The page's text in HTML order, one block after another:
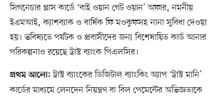
সিগনেচার প্লাস কার্ডে ‘বাই ওয়ান গেট ওয়ান’ অফার, নমনীয়
ইএমআই, ক্যাশব্যাক ও বার্ষিক ফি মওকুফসহ নানা সুবিধা দেওয়া
হয়। ভবিষ্যতে পর্যটক ও প্রবাসীদের জন্য বিশেষায়িত কার্ড আনার
পরিকল্পনাও রয়েছে ট্রাস্ট ব্যাংক পিএলসির।
প্রথম আলো: ট্রাস্ট ব্যাংকের ডিজিটাল ব্যাংকিং অ্যাপ ‘ট্রাস্ট মানি’
কার্ডের মাধ্যমে লেনদেন নিয়ন্ত্রণ বা বিল পেমেন্টের অভিজ্ঞতাকে